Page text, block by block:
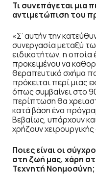
Τι συνεπάγεται μια
αντιμετώπιση του
«Σ’ αυτήν την
συνεργασία μεταξύ
ειδικοτήτων, η οποία
προκειμένου να
θεραπευτικό σχήμα
πρόκειται περί μιας
όπως συμβαίνει στο
περίπτωση θα
κατά βάση ένα
Βεβαίως, υπάρχουν
χρήζουν
Ποιες είναι οι
στη ζωή μας, χάρη
Τεχνητή Νοημοσύνη;